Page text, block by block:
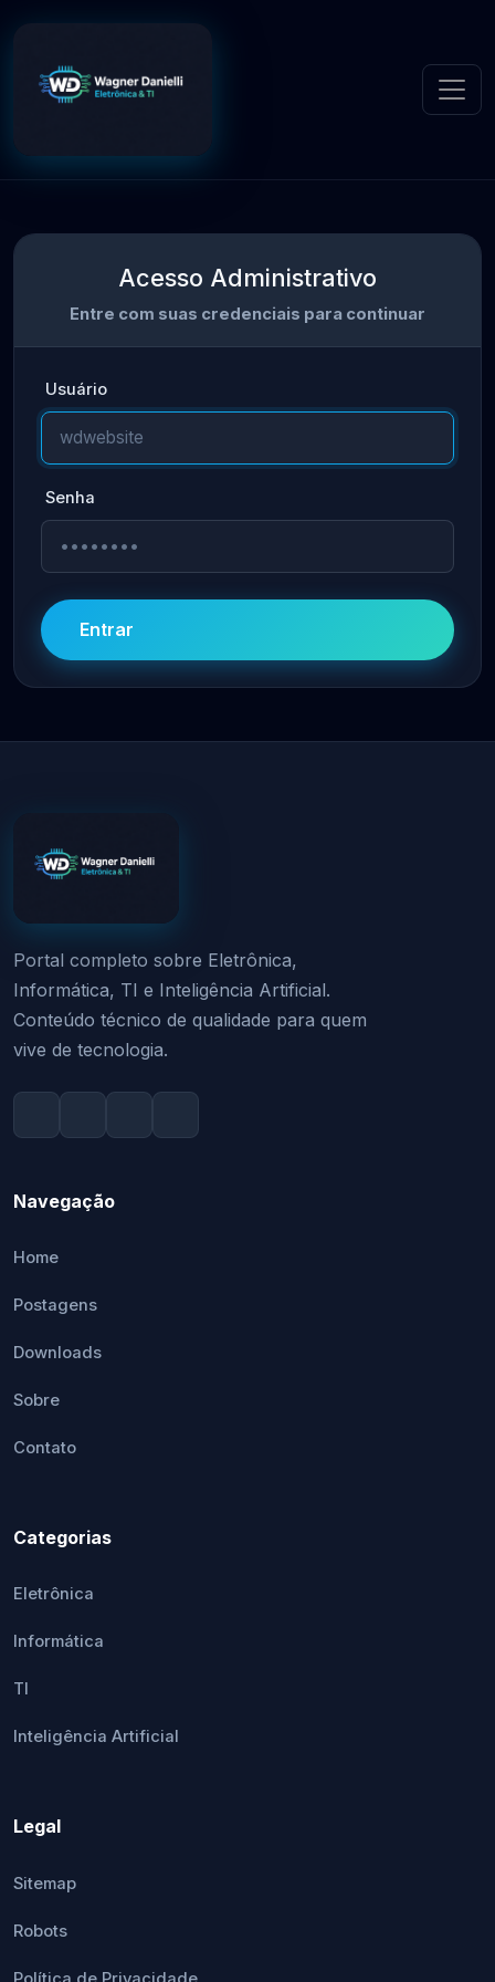
Acesso Administrativo
Entre com suas credenciais para continuar
Usuário
Senha
Entrar
Portal completo sobre Eletrônica,
Informática, TI e Inteligência Artificial.
Conteúdo técnico de qualidade para quem
vive de tecnologia.
Navegação
Home
Postagens
Downloads
Sobre
Contato
Categorias
Eletrônica
Informática
TI
Inteligência Artificial
Legal
Sitemap
Robots